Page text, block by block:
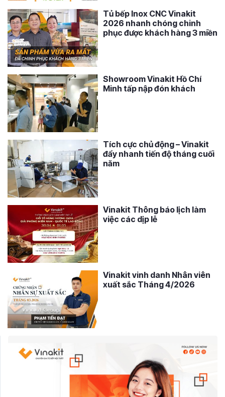
Tủ bếp Inox CNC Vinakit
2026 nhanh chóng chinh
phục được khách hàng 3 miền
Showroom Vinakit Hồ Chí
Minh tấp nập đón khách
Tích cực chủ động – Vinakit
đẩy nhanh tiến độ tháng cuối
năm
Vinakit Thông báo lịch làm
việc các dịp lễ
Vinakit vinh danh Nhân viên
xuất sắc Tháng 4/2026